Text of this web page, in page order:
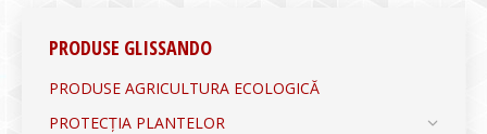
PRODUSE GLISSANDO
PRODUSE AGRICULTURA ECOLOGICĂ
PROTECȚIA PLANTELOR